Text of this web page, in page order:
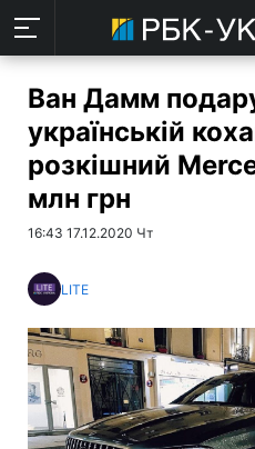
Ван Дамм
українській
розкішний
млн грн
16:43 17.12.2020 Чт
LITE